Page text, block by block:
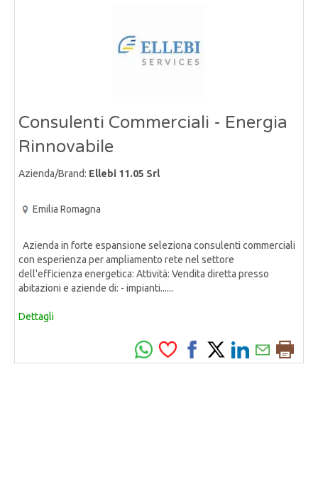
Consulenti Commerciali - Energia
Rinnovabile
Azienda/Brand: Ellebi 11.05 Srl
Emilia Romagna
Azienda in forte espansione seleziona consulenti commerciali
con esperienza per ampliamento rete nel settore
dell'efficienza energetica: Attività: Vendita diretta presso
abitazioni e aziende di: - impianti......
Dettagli